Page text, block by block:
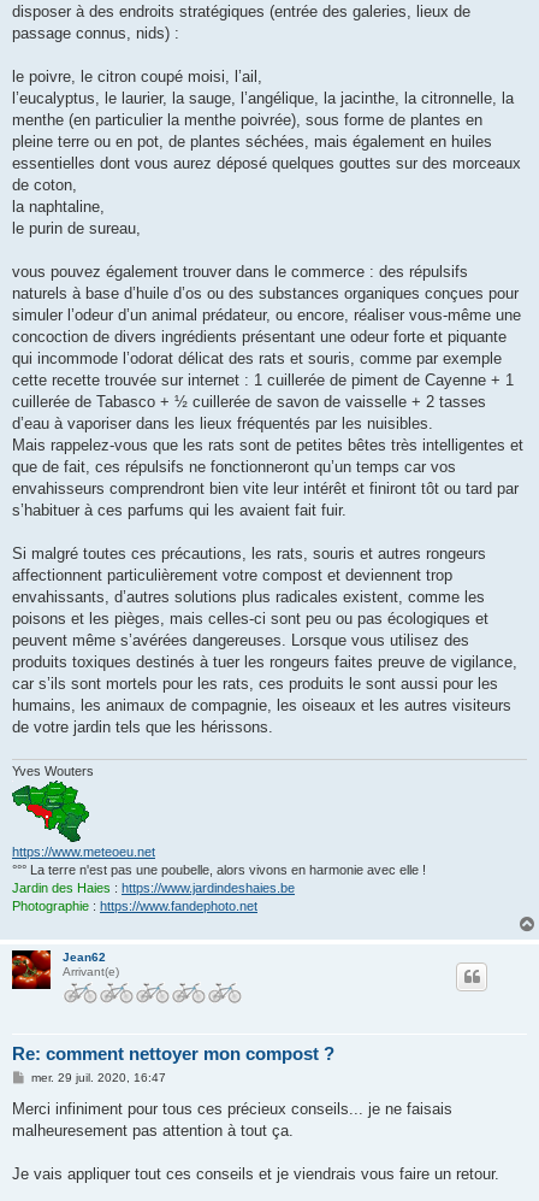
disposer à des endroits stratégiques (entrée des galeries, lieux de
passage connus, nids) :
le poivre, le citron coupé moisi, l’ail,
l’eucalyptus, le laurier, la sauge, l’angélique, la jacinthe, la citronnelle, la
menthe (en particulier la menthe poivrée), sous forme de plantes en
pleine terre ou en pot, de plantes séchées, mais également en huiles
essentielles dont vous aurez déposé quelques gouttes sur des morceaux
de coton,
la naphtaline,
le purin de sureau,
vous pouvez également trouver dans le commerce : des répulsifs
naturels à base d’huile d’os ou des substances organiques conçues pour
simuler l’odeur d’un animal prédateur, ou encore, réaliser vous-même une
concoction de divers ingrédients présentant une odeur forte et piquante
qui incommode l’odorat délicat des rats et souris, comme par exemple
cette recette trouvée sur internet : 1 cuillerée de piment de Cayenne + 1
cuillerée de Tabasco + ½ cuillerée de savon de vaisselle + 2 tasses
d’eau à vaporiser dans les lieux fréquentés par les nuisibles.
Mais rappelez-vous que les rats sont de petites bêtes très intelligentes et
que de fait, ces répulsifs ne fonctionneront qu’un temps car vos
envahisseurs comprendront bien vite leur intérêt et finiront tôt ou tard par
s’habituer à ces parfums qui les avaient fait fuir.
Si malgré toutes ces précautions, les rats, souris et autres rongeurs
affectionnent particulièrement votre compost et deviennent trop
envahissants, d’autres solutions plus radicales existent, comme les
poisons et les pièges, mais celles-ci sont peu ou pas écologiques et
peuvent même s’avérées dangereuses. Lorsque vous utilisez des
produits toxiques destinés à tuer les rongeurs faites preuve de vigilance,
car s’ils sont mortels pour les rats, ces produits le sont aussi pour les
humains, les animaux de compagnie, les oiseaux et les autres visiteurs
de votre jardin tels que les hérissons.
Yves Wouters
https://www.meteoeu.net
°°° La terre n'est pas une poubelle, alors vivons en harmonie avec elle !
Jardin des Haies : https://www.jardindeshaies.be
Photographie : https://www.fandephoto.net
Jean62
Arrivant(e)
Re: comment nettoyer mon compost ?
M
s
a
mer. 29 juil. 2020, 16:47
Merci infiniment pour tous ces précieux conseils... je ne faisais
malheuresement pas attention à tout ça.
Je vais appliquer tout ces conseils et je viendrais vous faire un retour.